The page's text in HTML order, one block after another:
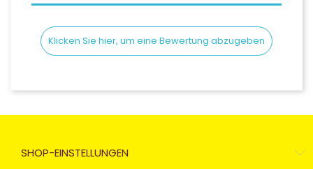
Klicken Sie hier, um eine Bewertung abzugeben
SHOP-EINSTELLUNGEN